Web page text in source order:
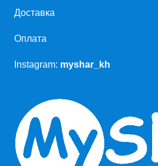
Доставка
Оплата
Instagram: myshar_kh